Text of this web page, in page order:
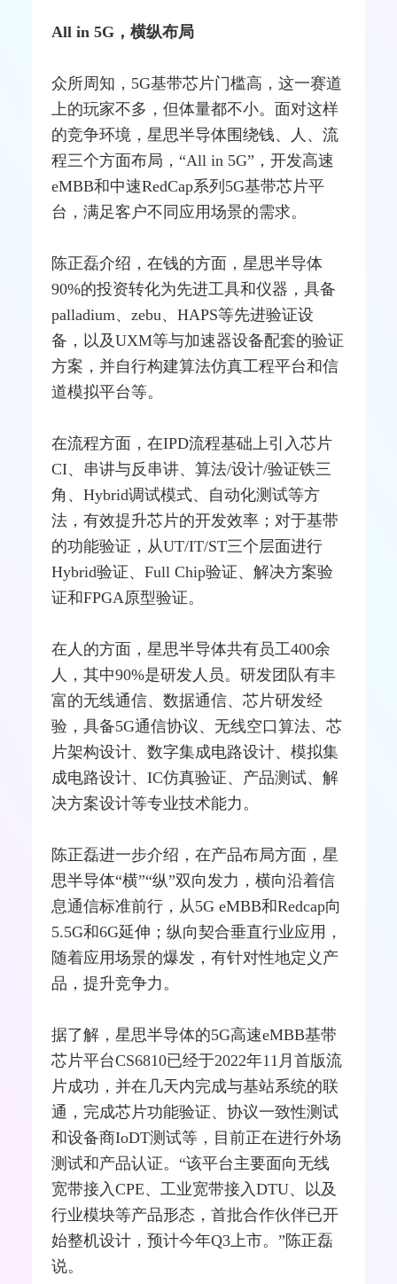
All in 5G，横纵布局
众所周知，5G基带芯片门槛高，这一赛道
上的玩家不多，但体量都不小。面对这样
的竞争环境，星思半导体围绕钱、人、流
程三个方面布局，“All in 5G”，开发高速
eMBB和中速RedCap系列5G基带芯片平
台，满足客户不同应用场景的需求。
陈正磊介绍，在钱的方面，星思半导体
90%的投资转化为先进工具和仪器，具备
palladium、zebu、HAPS等先进验证设
备，以及UXM等与加速器设备配套的验证
方案，并自行构建算法仿真工程平台和信
道模拟平台等。
在流程方面，在IPD流程基础上引入芯片
CI、串讲与反串讲、算法/设计/验证铁三
角、Hybrid调试模式、自动化测试等方
法，有效提升芯片的开发效率；对于基带
的功能验证，从UT/IT/ST三个层面进行
Hybrid验证、Full Chip验证、解决方案验
证和FPGA 原型验证。
在人的方面，星思半导体共有员工400余
人，其中90%是研发人员。研发团队有丰
富的无线通信、数据通信、芯片研发经
验，具备5G通信协议、无线空口算法、芯
片架构设计、数字集成电路设计、模拟集
成电路设计、IC仿真验证、产品测试、解
决方案设计等专业技术能力。
陈正磊进一步介绍，在产品布局方面，星
思半导体“横”“纵”双向发力，横向沿着信
息通信标准前行，从5G eMBB和Redcap向
5.5G和6G延伸；纵向契合垂直行业应用，
随着应用场景的爆发，有针对性地定义产
品，提升竞争力。
据了解，星思半导体的5G高速eMBB基带
芯片平台CS6810已经于2022年11月首版流
片成功，并在几天内完成与基站系统的联
通，完成芯片功能验证、协议一致性测试
和设备商IoDT测试等，目前正在进行外场
测试和产品认证。“该平台主要面向无线
宽带接入CPE、工业宽带接入DTU、以及
行业模块等产品形态，首批合作伙伴已开
始整机设计，预计今年Q3上市。”陈正磊
说。